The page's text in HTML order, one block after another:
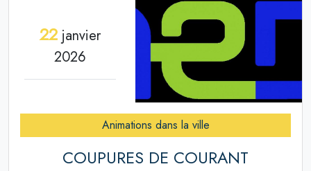
22janvier
2026
Animations dans la ville
COUPURES DE COURANT